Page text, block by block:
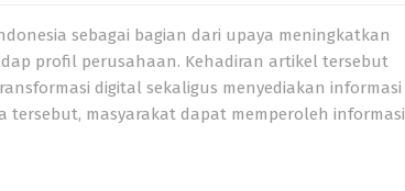
sebagai bagian dari upaya meningkatkan
profil perusahaan. Kehadiran artikel tersebut
digital sekaligus menyediakan informasi
tersebut, masyarakat dapat memperoleh informasi